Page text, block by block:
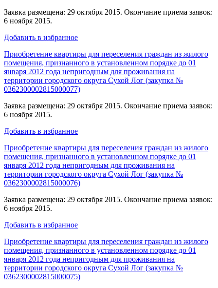
Заявка размещена: 29 октября 2015. Окончание приема заявок:
6 ноября 2015.
Добавить в избранное
Приобретение квартиры для переселения граждан из жилого
помещения, признанного в установленном порядке до 01
января 2012 года непригодным для проживания на
территории городского округа Сухой Лог (закупка №
0362300002815000077)
Заявка размещена: 29 октября 2015. Окончание приема заявок:
6 ноября 2015.
Добавить в избранное
Приобретение квартиры для переселения граждан из жилого
помещения, признанного в установленном порядке до 01
января 2012 года непригодным для проживания на
территории городского округа Сухой Лог (закупка №
0362300002815000076)
Заявка размещена: 29 октября 2015. Окончание приема заявок:
6 ноября 2015.
Добавить в избранное
Приобретение квартиры для переселения граждан из жилого
помещения, признанного в установленном порядке до 01
января 2012 года непригодным для проживания на
территории городского округа Сухой Лог (закупка №
0362300002815000075)